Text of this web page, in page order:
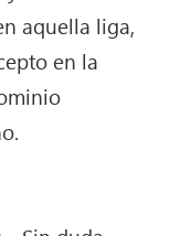
aquella liga,
en la